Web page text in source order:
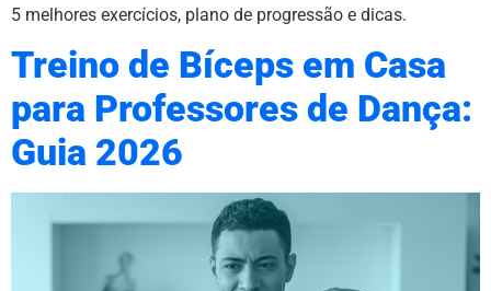
5 melhores exercícios, plano de progressão e dicas.
Treino de Bíceps em Casa
para Professores de Dança:
Guia 2026